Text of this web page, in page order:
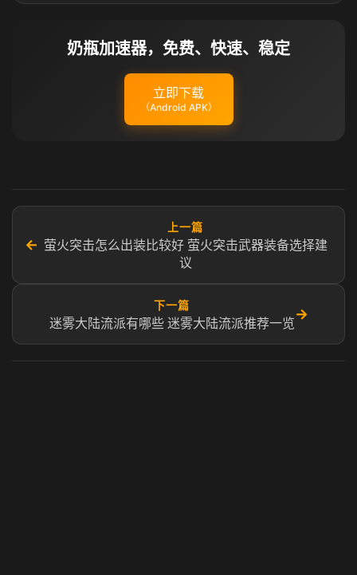
奶瓶加速器，免费、快速、稳定
立即下载
（Android APK）
←
上一篇
萤火突击怎么出装比较好 萤火突击武器装备选择建
议
下一篇
迷雾大陆流派有哪些 迷雾大陆流派推荐一览
→